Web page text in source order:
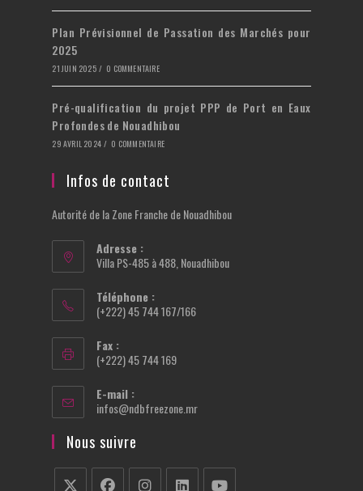
Plan Prévisionnel de Passation des Marchés pour
2025
21 JUIN 2025 / 0 COMMENTAIRE
Pré-qualification du projet PPP de Port en Eaux
Profondes de Nouadhibou
29 AVRIL 2024 / 0 COMMENTAIRE
Infos de contact
Autorité de la Zone Franche de Nouadhibou
Adresse :
Villa PS-485 à 488, Nouadhibou
Téléphone :
(+222) 45 744 167/166
Fax :
(+222) 45 744 169
E-mail :
infos@ndbfreezone.mrS’ouvre
Nous suivre